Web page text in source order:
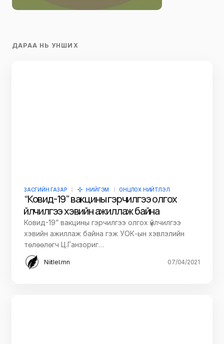
ДАРАА НЬ УНШИХ
ЗАСГИЙН ГАЗАР НИЙГЭМ ОНЦЛОХ НИЙТЛЭЛ
“Ковид-19” вакцины гэрчилгээ олгох
үйлчилгээ хэвийн ажиллаж байна
Ковид-19” вакцины гэрчилгээ олгох үйлчилгээ
хэвийн ажиллаж байна гэж УОК-ын хэвлэлийн
төлөөлөгч Ц.Ганзориг…
Niitlel.mn 07/04/2021